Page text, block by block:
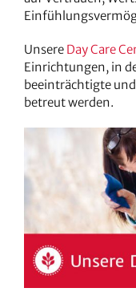
Unsere Day Care
Einrichtungen, in
beeinträchtigte
betreut werden.